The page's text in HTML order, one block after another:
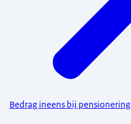
Bedrag ineens bij pensionering